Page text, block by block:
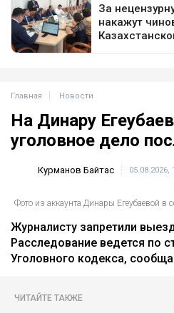
Главная Новости
На Динару
уголовное дело
Курманов Байтас 05.08.2026,
Фото из аккаунта Динары Егеубаевой в
Журналисту запретили
Расследование ведется по
Уголовного кодекса,
ЧИТАЙТЕ ТАКЖЕ